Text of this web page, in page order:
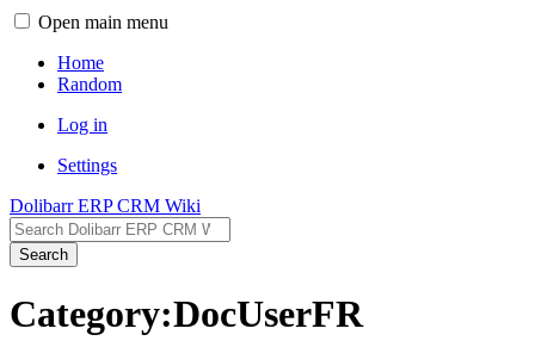
Open main menu
Home
Random
Log in
Settings
Dolibarr ERP CRM Wiki
Search
Category:DocUserFR